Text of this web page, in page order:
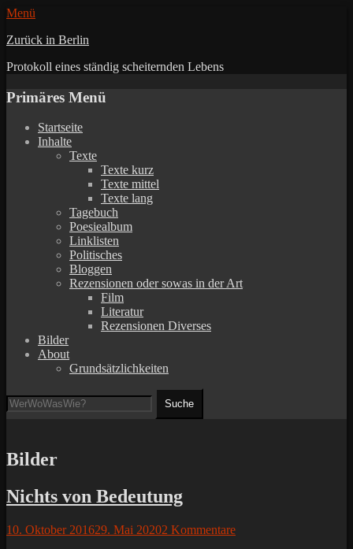
Menü
Zurück in Berlin
Protokoll eines ständig scheiternden Lebens
Primäres Menü
Zum
Inhalt
Startseite
Inhalte
Texte
Texte kurz
Texte mittel
Texte lang
Tagebuch
Poesiealbum
Linklisten
Politisches
Bloggen
Rezensionen oder sowas in der Art
Film
Literatur
Rezensionen Diverses
Bilder
About
Grundsätzlichkeiten
Suchen
Suche
nach:
Bilder
Nichts von Bedeutung
Posted
10. Oktober 201629. Mai 20202 Kommentare